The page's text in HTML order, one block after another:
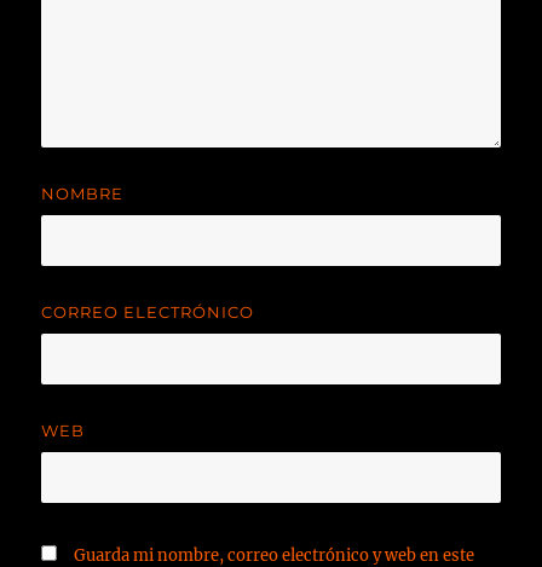
NOMBRE
CORREO ELECTRÓNICO
WEB
Guarda mi nombre, correo electrónico y web en este